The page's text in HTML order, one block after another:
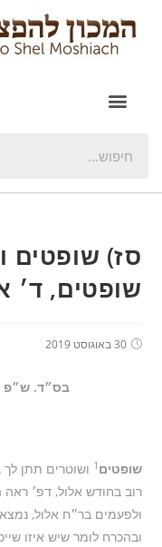
סז) שופטים
שופטים, ד׳
30 באוגוסט 2019
בס״ד. ש״פ
שופטים 1 ושוטרים תתן לך
רוב בחודש אלול, דפ׳
ולפעמים בר״ח אלול,
ובהכרח לומר שיש איזו